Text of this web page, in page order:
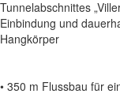
Tunnelabschnittes
Einbindung und
Hangkörper
• 350 m Flussbau für